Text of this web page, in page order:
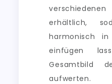
erhältlich,
harmonisch
einfügen
Gesamtbild
aufwerten.